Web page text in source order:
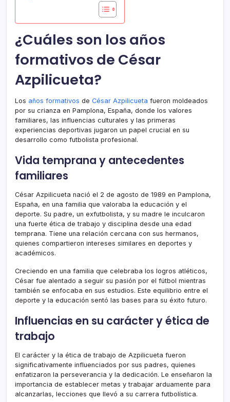
¿Cuáles son los años
formativos de César
Azpilicueta?
Los años formativos de César Azpilicueta fueron moldeados
por su crianza en Pamplona, España, donde los valores
familiares, las influencias culturales y las primeras
experiencias deportivas jugaron un papel crucial en su
desarrollo como futbolista profesional.
Vida temprana y antecedentes
familiares
César Azpilicueta nació el 2 de agosto de 1989 en Pamplona,
España, en una familia que valoraba la educación y el
deporte. Su padre, un exfutbolista, y su madre le inculcaron
una fuerte ética de trabajo y disciplina desde una edad
temprana. Tiene una relación cercana con sus hermanos,
quienes compartieron intereses similares en deportes y
académicos.
Creciendo en una familia que celebraba los logros atléticos,
César fue alentado a seguir su pasión por el fútbol mientras
también se enfocaba en sus estudios. Este equilibrio entre el
deporte y la educación sentó las bases para su éxito futuro.
Influencias en su carácter y ética de
trabajo
El carácter y la ética de trabajo de Azpilicueta fueron
significativamente influenciados por sus padres, quienes
enfatizaron la perseverancia y la dedicación. Le enseñaron la
importancia de establecer metas y trabajar arduamente para
alcanzarlas, lecciones que llevó a su carrera futbolística.